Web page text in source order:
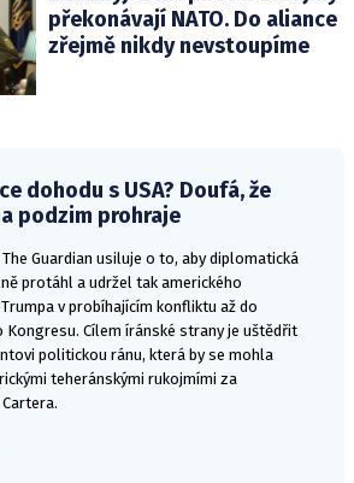
překonávají NATO. Do aliance
zřejmě nikdy nevstoupíme
dohodu s USA? Doufá, že
podzim prohraje
Guardian usiluje o to, aby diplomatická
protáhl a udržel tak amerického
v probíhajícím konfliktu až do
Kongresu. Cílem íránské strany je uštědřit
politickou ránu, která by se mohla
teheránskými rukojmími za